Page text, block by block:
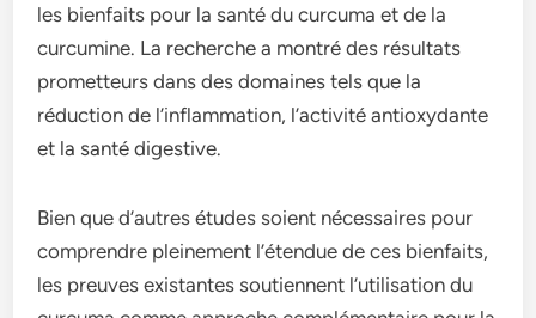
les bienfaits pour la santé du curcuma et de la
curcumine. La recherche a montré des résultats
prometteurs dans des domaines tels que la
réduction de l’inflammation, l’activité antioxydante
et la santé digestive.
Bien que d’autres études soient nécessaires pour
comprendre pleinement l’étendue de ces bienfaits,
les preuves existantes soutiennent l’utilisation du